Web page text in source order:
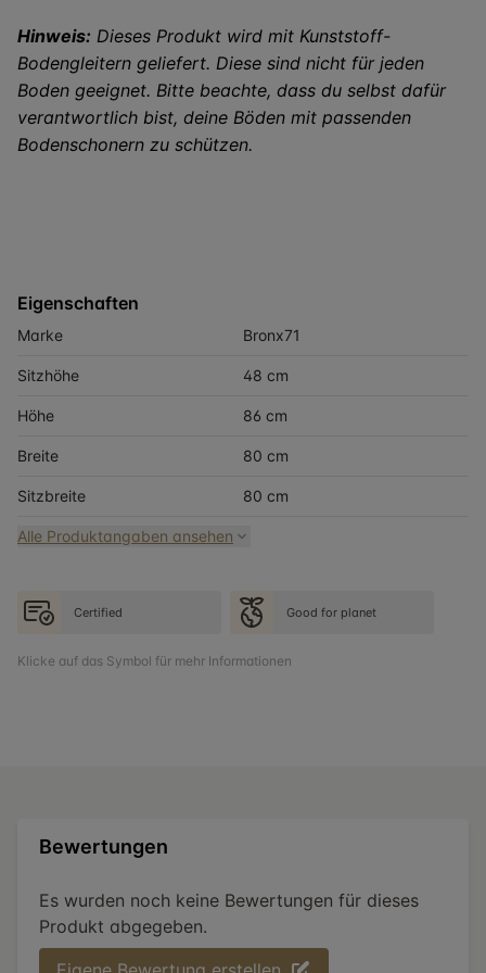
Hinweis: Dieses Produkt wird mit Kunststoff-
Bodengleitern geliefert. Diese sind nicht für jeden
Boden geeignet. Bitte beachte, dass du selbst dafür
verantwortlich bist, deine Böden mit passenden
Bodenschonern zu schützen.
Eigenschaften
Marke Bronx71
Sitzhöhe 48 cm
Höhe 86 cm
Breite 80 cm
Sitzbreite 80 cm
Alle Produktangaben ansehen
Certified Good for planet
Klicke auf das Symbol für mehr Informationen
Bewertungen
Es wurden noch keine Bewertungen für dieses
Produkt abgegeben.